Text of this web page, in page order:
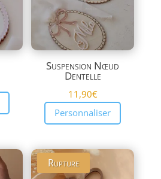
Suspension Nœud
Dentelle
11,90€
Personnaliser
Rupture